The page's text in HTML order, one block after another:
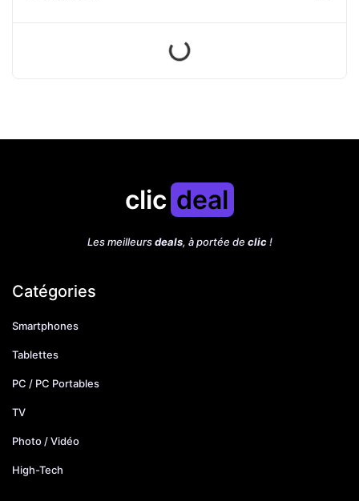
clic deal
Les meilleursdeals, à portée de clic!
Catégories
Smartphones
Tablettes
PC / PC Portables
TV
Photo / Vidéo
High-Tech